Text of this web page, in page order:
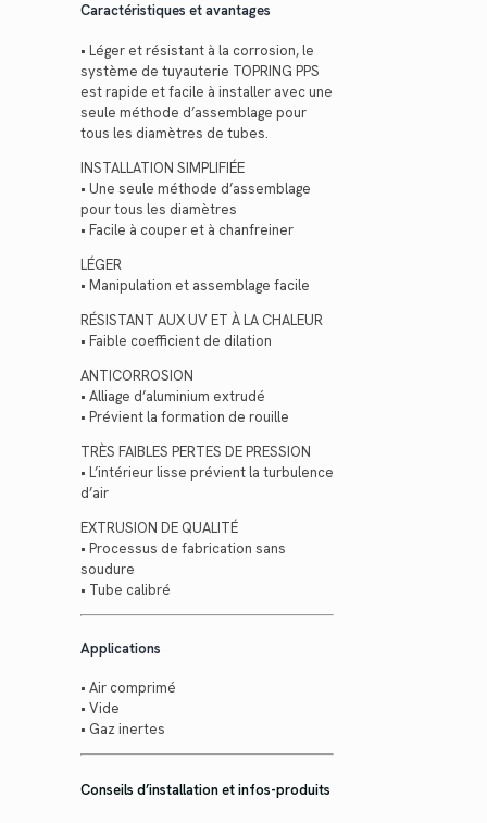
Caractéristiques et avantages
• Léger et résistant à la corrosion, le
système de tuyauterie TOPRING PPS
est rapide et facile à installer avec une
seule méthode d’assemblage pour
tous les diamètres de tubes.
INSTALLATION SIMPLIFIÉE
• Une seule méthode d’assemblage
pour tous les diamètres
• Facile à couper et à chanfreiner
LÉGER
• Manipulation et assemblage facile
RÉSISTANT AUX UV ET À LA CHALEUR
• Faible coefficient de dilation
ANTICORROSION
• Alliage d’aluminium extrudé
• Prévient la formation de rouille
TRÈS FAIBLES PERTES DE PRESSION
• L’intérieur lisse prévient la turbulence
d’air
EXTRUSION DE QUALITÉ
• Processus de fabrication sans
soudure
• Tube calibré
Applications
• Air comprimé
• Vide
• Gaz inertes
Conseils d’installation et infos-produits